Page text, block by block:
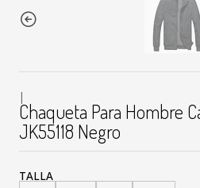
|
Chaqueta Para Hombre
JK55118 Negro
TALLA